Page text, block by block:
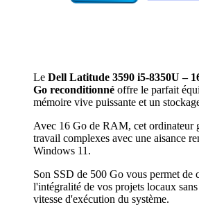
Le Dell Latitude 3590 i5-8350U –
Go reconditionné offre le parfait
mémoire vive puissante et un
Avec 16 Go de RAM, cet ordinateur
travail complexes avec une aisance
Windows 11.
Son SSD de 500 Go vous permet de
l'intégralité de vos projets locaux
vitesse d'exécution du système.